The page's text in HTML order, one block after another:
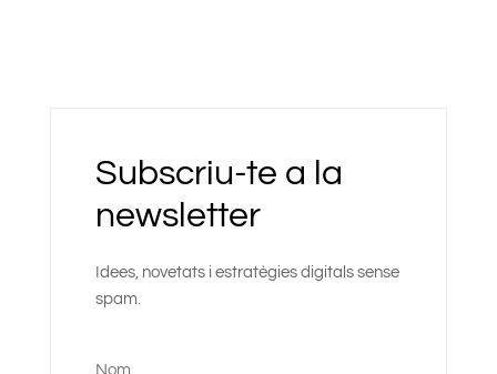
Subscriu-te a la
newsletter
Idees, novetats i estratègies digitals sense
spam.